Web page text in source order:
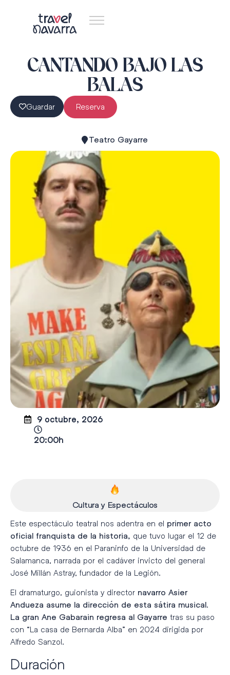
CANTANDO BAJO LAS
BALAS
Guardar Reserva
Teatro Gayarre
9 octubre, 2026
20:00h
Cultura y Espectáculos
Este espectáculo teatral nos adentra en el primer acto
oficial franquista de la historia, que tuvo lugar el 12 de
octubre de 1936 en el Paraninfo de la Universidad de
Salamanca, narrada por el cadáver invicto del general
José Millán Astray, fundador de la Legión.
El dramaturgo, guionista y director navarro Asier
Andueza asume la dirección de esta sátira musical.
La gran Ane Gabarain regresa al Gayarre tras su paso
con “La casa de Bernarda Alba” en 2024 dirigida por
Alfredo Sanzol.
Duración